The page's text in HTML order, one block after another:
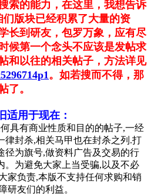
索的能力，在这里，我想告诉
们版块已经积累了大量的资
长到研友，包罗万象，应有尽
候第一个念头不应该是发帖求
和以往的相关帖子，方法详见
。如若搜而不得，那
了。
适用于现在：
具有商业性质和目的的帖子,一经
律封杀,相关马甲也在封杀之列.打
径为旗号,做资料广告及交易的行
。为避免大家上当受骗,以及不必
家负责,本版不支持任何求购和销
研友们的利益。